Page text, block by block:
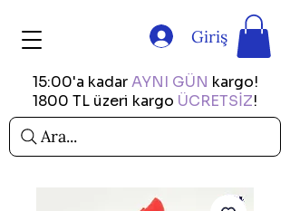
1800 TL üzeri kargo ÜCRETSİZ!
15:00'a kadar AYNI GÜN kargo!
Ara...
Giriş